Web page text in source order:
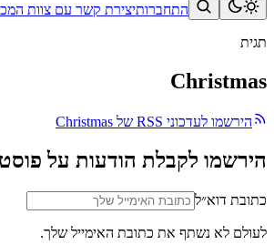
התחברותיצירת קשר עם צוות
תגית
Christmas
הירשמו לעדכוני RSS של Christmas
הירשמו לקבלת הודעות על
כתובת דוא״ל
לעולם לא נשתף את כתובת האימייל שלך.